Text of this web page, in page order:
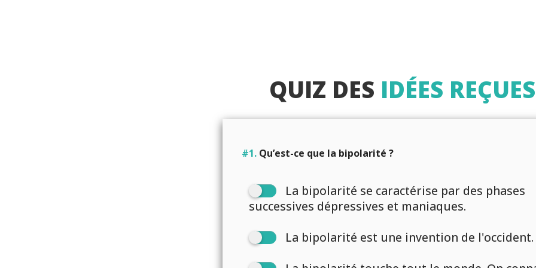
QUIZ DES IDÉES REÇUES
#1. Qu’est-ce que la bipolarité ?
La bipolarité se caractérise par des phases
successives dépressives et maniaques.
La bipolarité est une invention de l'occident.